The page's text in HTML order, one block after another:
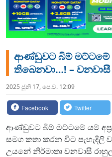
ආණ්ඩුවට බිම් මට්ටමේ
තිබෙනවා…! –
2025 ජූනි 17, පෙ.ව. 12:09
Facebook Twitter
ආණ්ඩුවට බිම් මට්ටමේ යම්
සමග කතා කරන විට පැහැදිලි
උයනේ නිර්මාතෘ වනවාසී